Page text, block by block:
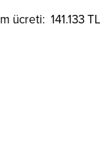
ücreti: 141.133 TL